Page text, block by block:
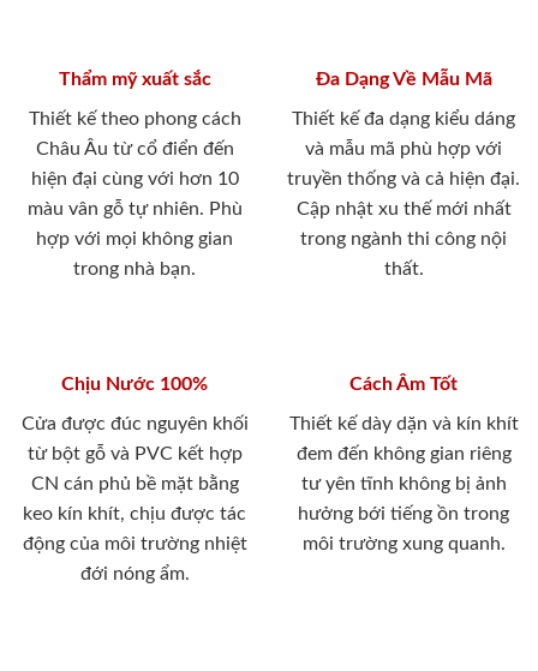
Thẩm mỹ xuất sắc
Thiết kế theo phong cách
Châu Âu từ cổ điển đến
hiện đại cùng với hơn 10
màu vân gỗ tự nhiên. Phù
hợp với mọi không gian
trong nhà bạn.
Đa Dạng Về Mẫu Mã
Thiết kế đa dạng kiểu dáng
và mẫu mã phù hợp với
truyền thống và cả hiện đại.
Cập nhật xu thế mới nhất
trong ngành thi công nội
thất.
Chịu Nước 100%
Cửa được đúc nguyên khối
từ bột gỗ và PVC kết hợp
CN cán phủ bề mặt bằng
keo kín khít, chịu được tác
động của môi trường nhiệt
đới nóng ẩm.
Cách Âm Tốt
Thiết kế dày dặn và kín khít
đem đến không gian riêng
tư yên tĩnh không bị ảnh
hưởng bới tiếng ồn trong
môi trường xung quanh.